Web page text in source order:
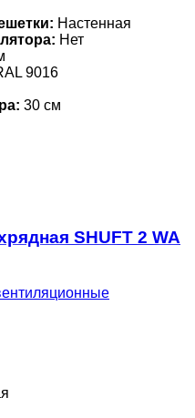
Настенная
Нет
9016
30 см
SHUFT 2 WA